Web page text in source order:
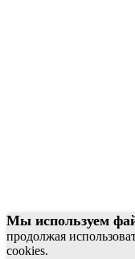
Мы используем
продолжая
cookies.